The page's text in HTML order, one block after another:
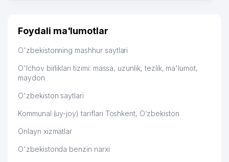
Foydali ma'lumotlar
O'zbekistonning mashhur saytlari
O'lchov birliklari tizimi: massa, uzunlik, tezlik, ma'lumot,
maydon
O'zbekiston saytlari
Kommunal (uy-joy) tariflari Toshkent, O‘zbekiston
Onlayn xizmatlar
O'zbekistonda benzin narxi